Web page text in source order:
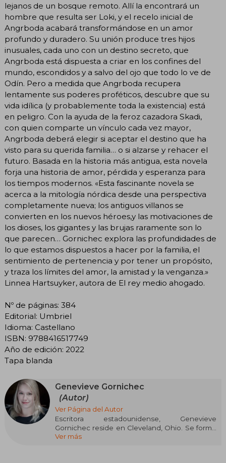
lejanos de un bosque remoto. Allí la encontrará un
hombre que resulta ser Loki, y el recelo inicial de
Angrboda acabará transformándose en un amor
profundo y duradero. Su unión produce tres hijos
inusuales, cada uno con un destino secreto, que
Angrboda está dispuesta a criar en los confines del
mundo, escondidos y a salvo del ojo que todo lo ve de
Odín. Pero a medida que Angrboda recupera
lentamente sus poderes proféticos, descubre que su
vida idílica (y probablemente toda la existencia) está
en peligro. Con la ayuda de la feroz cazadora Skadi,
con quien comparte un vínculo cada vez mayor,
Angrboda deberá elegir si aceptar el destino que ha
visto para su querida familia… o si alzarse y rehacer el
futuro. Basada en la historia más antigua, esta novela
forja una historia de amor, pérdida y esperanza para
los tiempos modernos. «Esta fascinante novela se
acerca a la mitología nórdica desde una perspectiva
completamente nueva; los antiguos villanos se
convierten en los nuevos héroes,y las motivaciones de
los dioses, los gigantes y las brujas raramente son lo
que parecen… Gornichec explora las profundidades de
lo que estamos dispuestos a hacer por la familia, el
sentimiento de pertenencia y por tener un propósito,
y traza los límites del amor, la amistad y la venganza.»
Linnea Hartsuyker, autora de El rey medio ahogado.
Nº de páginas: 384
Editorial: Umbriel
Idioma: Castellano
ISBN: 9788416517749
Año de edición: 2022
Tapa blanda
Genevieve Gornichec
(Autor)
Ver Página del Autor
Escritora estadounidense, Genevieve
Gornichec reside en Cleveland, Ohio. Se formó
en Historia en la Ohio State University y desde
Ver más